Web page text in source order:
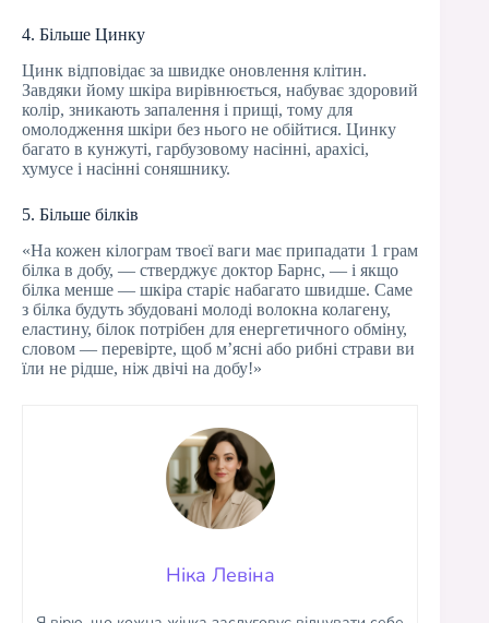
4. Більше Цинку
Цинк відповідає за швидке оновлення клітин.
Завдяки йому шкіра вирівнюється, набуває здоровий
колір, зникають запалення і прищі, тому для
омолодження шкіри без нього не обійтися. Цинку
багато в кунжуті, гарбузовому насінні, арахісі,
хумусе і насінні соняшнику.
5. Більше білків
«На кожен кілограм твоєї ваги має припадати 1 грам
білка в добу, — стверджує доктор Барнс, — і якщо
білка менше — шкіра старіє набагато швидше. Саме
з білка будуть збудовані молоді волокна колагену,
еластину, білок потрібен для енергетичного обміну,
словом — перевірте, щоб м’ясні або рибні страви ви
їли не рідше, ніж двічі на добу!»
Ніка Левіна